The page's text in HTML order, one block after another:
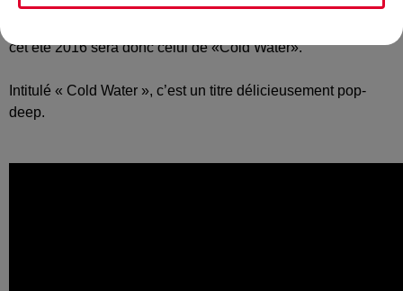
cet été 2016 sera donc celui de «Cold Water».
Intitulé « Cold Water », c’est un titre délicieusement pop-
deep.